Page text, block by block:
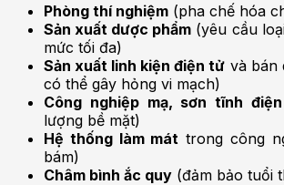
Phòng thí nghiệm (pha chế hóa
Sản xuất dược phẩm (yêu cầu
mức tối đa)
Sản xuất linh kiện điện tử và bán
có thể gây hỏng vi mạch)
Công nghiệp mạ, sơn tĩnh điện
lượng bề mặt)
Hệ thống làm mát trong công
bám)
Châm bình ắc quy (đảm bảo tuổi